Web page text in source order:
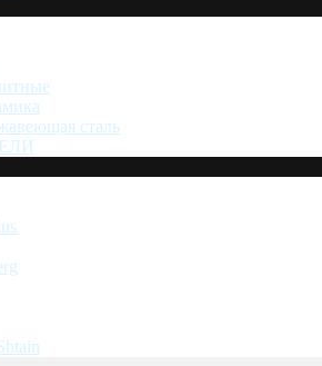
сталь